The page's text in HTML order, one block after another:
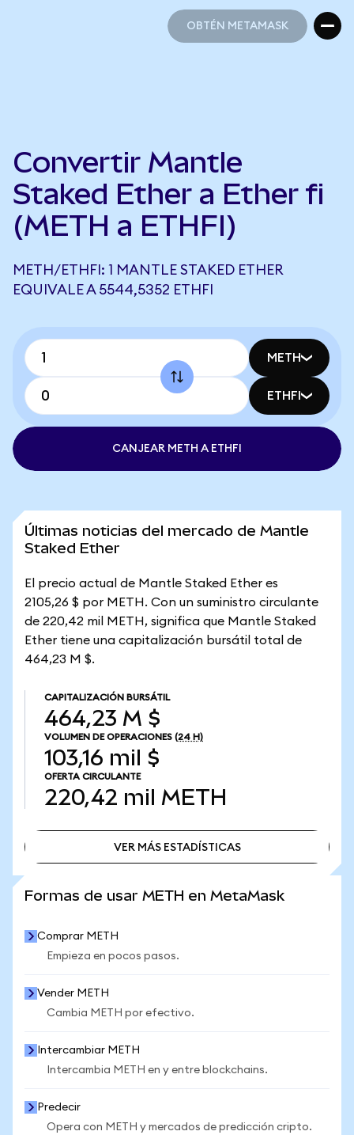
OBTÉN METAMASK
Convertir Mantle
Staked Ether a Ether fi
(METH a ETHFI)
METH/ETHFI: 1 MANTLE STAKED ETHER
EQUIVALE A 5544,5352 ETHFI
METH
ETHFI
CANJEAR METH A ETHFI
Últimas noticias del mercado de Mantle
Staked Ether
El precio actual de Mantle Staked Ether es
2105,26 $ por METH. Con un suministro circulante
de 220,42 mil METH, significa que Mantle Staked
Ether tiene una capitalización bursátil total de
464,23 M $.
CAPITALIZACIÓN BURSÁTIL
464,23 M $
VOLUMEN DE OPERACIONES (24 H)
103,16 mil $
OFERTA CIRCULANTE
220,42 mil METH
VER MÁS ESTADÍSTICAS
Formas de usar METH en MetaMask
Comprar METH
Empieza en pocos pasos.
Vender METH
Cambia METH por efectivo.
Intercambiar METH
Intercambia METH en y entre blockchains.
Predecir
Opera con METH y mercados de predicción cripto.